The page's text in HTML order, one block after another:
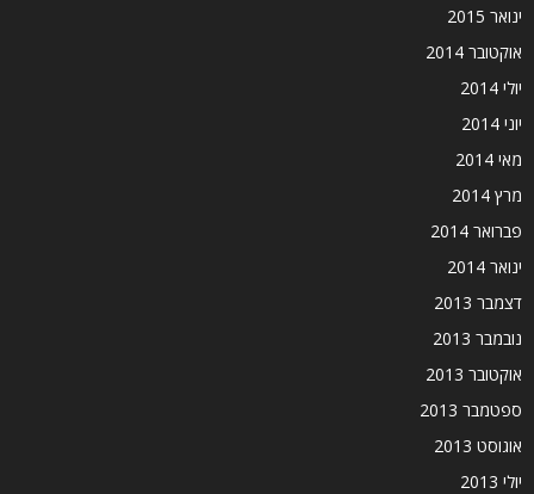
ינואר 2015
אוקטובר 2014
יולי 2014
יוני 2014
מאי 2014
מרץ 2014
פברואר 2014
ינואר 2014
דצמבר 2013
נובמבר 2013
אוקטובר 2013
ספטמבר 2013
אוגוסט 2013
יולי 2013